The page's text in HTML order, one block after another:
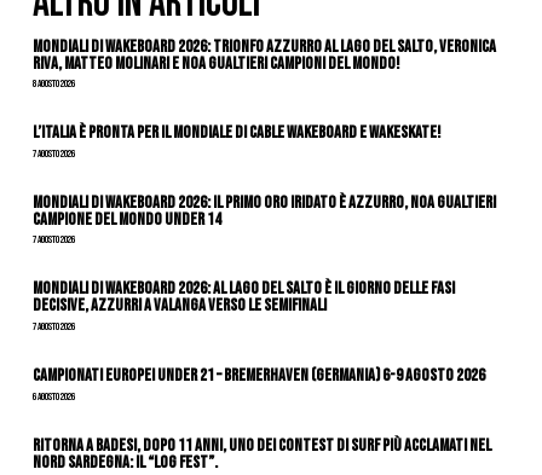
Mondiali di Wakeboard 2026: trionfo azzurro al Lago del Salto, Veronica
Riva, Matteo Molinari e Noa Gualtieri campioni del mondo!
8 Agosto 2026
L’Italia è pronta per il Mondiale di Cable Wakeboard e Wakeskate!
7 Agosto 2026
Mondiali di Wakeboard 2026: il primo oro iridato è azzurro, Noa Gualtieri
campione del mondo Under 14
7 Agosto 2026
Mondiali di Wakeboard 2026: al Lago del Salto è il giorno delle fasi
decisive, azzurri a valanga verso le semifinali
7 Agosto 2026
Campionati Europei Under 21 – Bremerhaven (Germania) 6-9 agosto 2026
6 Agosto 2026
Ritorna a Badesi, dopo 11 anni, uno dei contest di surf più acclamati nel
nord Sardegna: il “Log Fest”.